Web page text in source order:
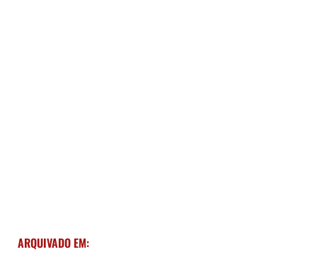
ARQUIVADO EM: